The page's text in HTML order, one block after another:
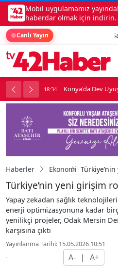
Mobil uygulamamız
haberdar olmak için indirin.
Canlı Yayın Ana
18:34 Konya'da Dev
Haberler Ekonomi
Türkiye’nin yeni girişim
Yapay zekadan sağlık
enerji optimizasyonuna kadar
yenilikçi projeler, Odak Mersin
karşısına çıktı
Yayınlanma Tarihi: 15.05.2026 10:51
A- | A+